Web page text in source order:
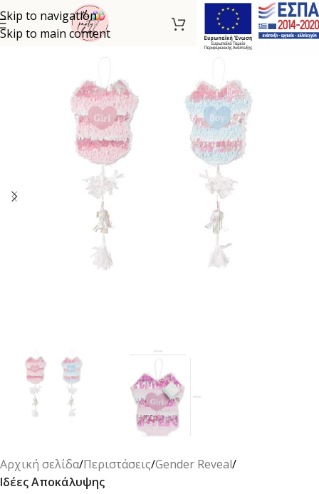
Skip to navigation
Skip to main content
Αρχική σελίδα Περιστάσεις Gender Reveal
Ιδέες Αποκάλυψης